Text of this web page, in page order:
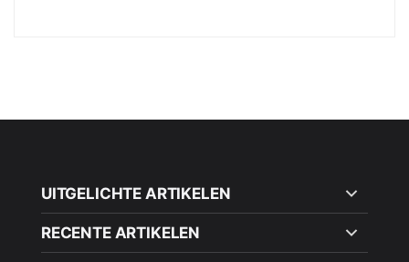
UITGELICHTE ARTIKELEN
RECENTE ARTIKELEN